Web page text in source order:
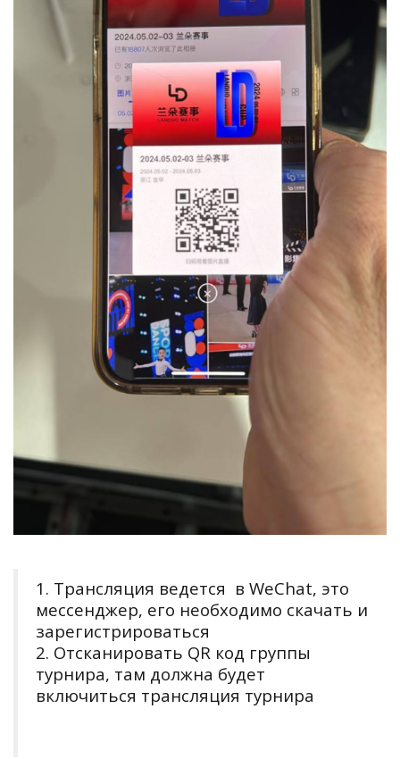
1. Трансляция ведется в WeChat, это
мессенджер, его необходимо скачать и
зарегистрироваться
2. Отсканировать QR код группы
турнира, там должна будет
включиться трансляция турнира